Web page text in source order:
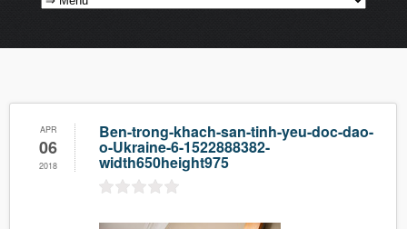
APR
06
2018
Ben-trong-khach-san-tinh-yeu-doc-dao-
o-Ukraine-6-1522888382-
width650height975